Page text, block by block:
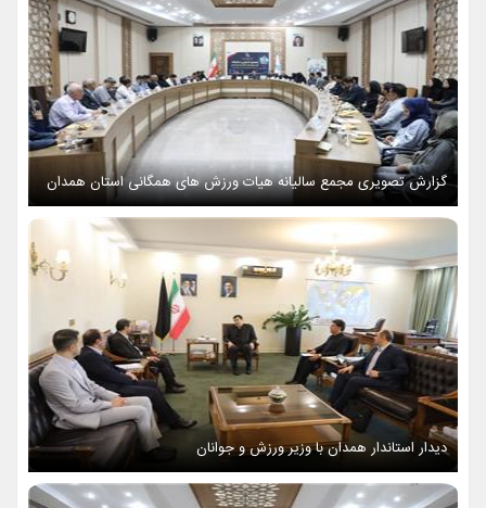
گزارش تصویری مجمع سالیانه هیات ورزش های همگانی استان همدان
دیدار استاندار همدان با وزیر ورزش و جوانان